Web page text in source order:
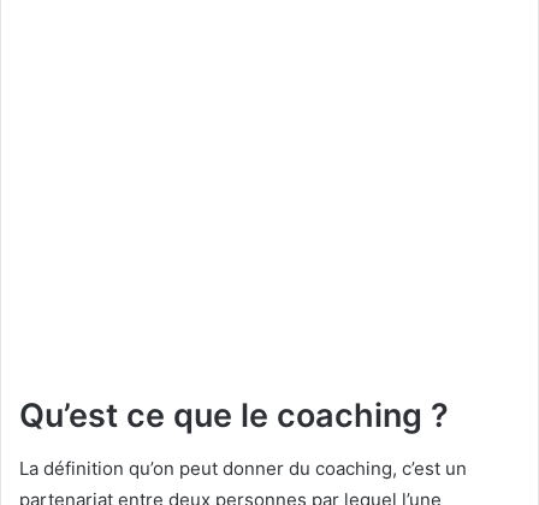
Qu’est ce que le coaching ?
La définition qu’on peut donner du coaching, c’est un
partenariat entre deux personnes par lequel l’une